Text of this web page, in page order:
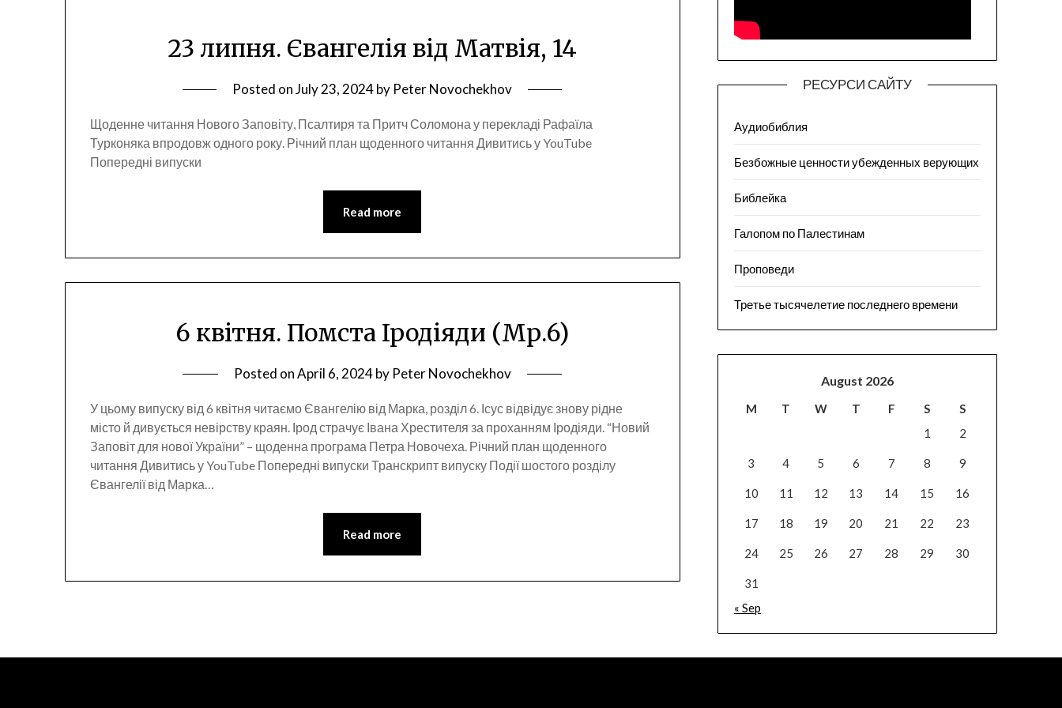
23 липня. Євангелія від Матвія, 14
Posted onJuly 23, 2024by Peter Novochekhov
Щоденне читання Нового Заповіту, Псалтиря та Притч Соломона у перекладі Рафаїла
Турконяка впродовж одного року. Річний план щоденного читання Дивитись у YouTube
Попередні випуски
Read more
6 квітня. Помста Іродіяди (Мр.6)
Posted onApril 6, 2024by Peter Novochekhov
У цьому випуску від 6 квітня читаємо Євангелію від Марка, розділ 6. Ісус відвідує знову рідне
місто й дивується невірству краян. Ірод страчує Івана Хрестителя за проханням Іродіяди. “Новий
Заповіт для нової України” – щоденна програма Петра Новочеха. Річний план щоденного
читання Дивитись у YouTube Попередні випуски Транскрипт випуску Події шостого розділу
Євангелії від Марка…
Read more
РЕСУРСИ САЙТУ
Аудиобиблия
Безбожные ценности убежденных верующих
Библейка
Галопом по Палестинам
Проповеди
Третье тысячелетие последнего времени
August 2026
M T W T F S
S
1
2
3 4 5 6 7 8 9
10 11 12 13 14 15 16
17 18 19 20 21 22 23
24 25 26 27 28 29 30
31
« Sep